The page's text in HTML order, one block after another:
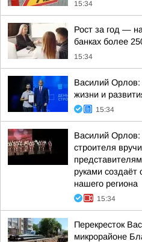
15:34
Рост за год —
банках более
15:34
Василий Орлов:
жизни и
15:34
Василий
строителя
руками создаёт
нашего региона
15:34
Перекресток
микрорайоне